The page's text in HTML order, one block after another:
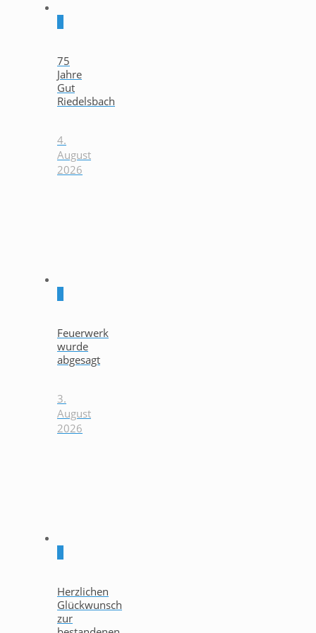
75
Jahre
Gut
Riedelsbach
4.
August
2026
Feuerwerk
wurde
abgesagt
3.
August
2026
Herzlichen
Glückwunsch
zur